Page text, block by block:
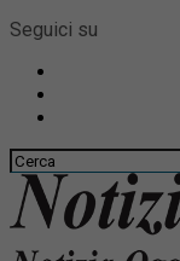
Seguici su